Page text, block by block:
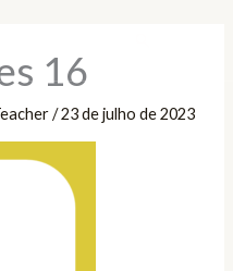
16
/23 de julho de 2023